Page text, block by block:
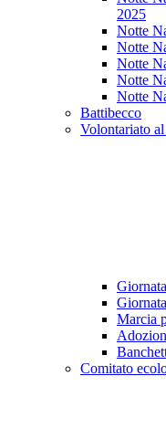
2025
Notte
Notte
Notte
Notte
Notte
Battibecco
Volontariato
Marcia
Comitato